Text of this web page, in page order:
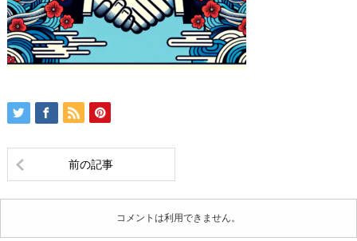
前の記事
コメントは利用できません。